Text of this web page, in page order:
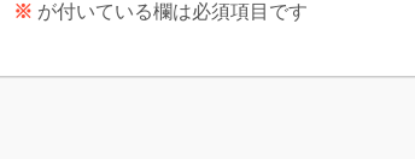
※ が付いている欄は必須項目です